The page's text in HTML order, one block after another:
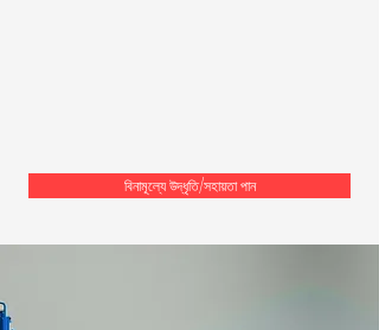
বিনামূল্যে উদ্ধৃতি/সহায়তা পান